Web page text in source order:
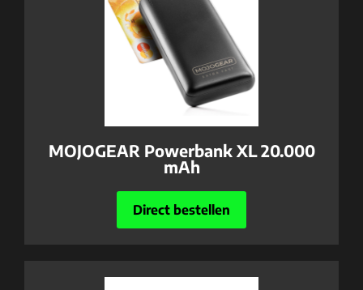
MOJOGEAR Powerbank XL 20.000
mAh
Direct bestellen